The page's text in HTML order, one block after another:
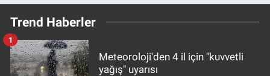
Trend Haberler
Meteoroloji'den 4 il için "kuvvetli
yağış" uyarısı
1